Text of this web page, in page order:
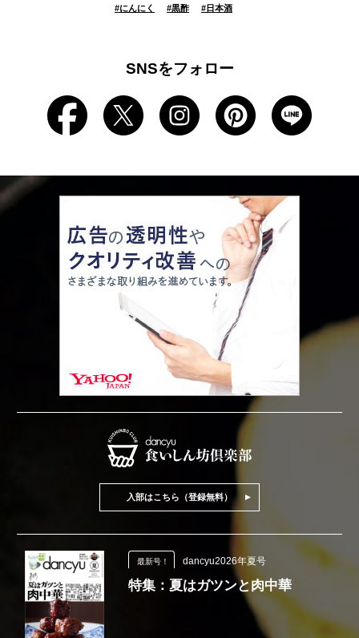
#にんにく #黒酢 # 日本酒
SNSをフォロー
入部はこちら（登録無料）
最新号！ dancyu2026年夏号
特集：夏はガツンと肉中華